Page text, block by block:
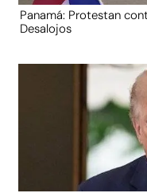
Panamá: Protestan
Desalojos